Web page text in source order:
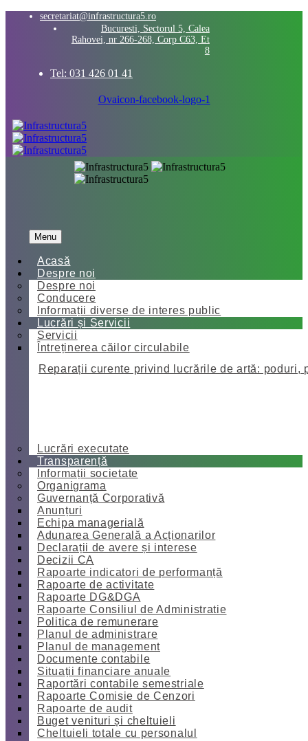
secretariat@infrastructura5.ro
Bucuresti, Sectorul 5, Calea
Rahovei, nr 266-268, Corp C63, Et
8
Tel: 031 426 01 41
Ovaicon-facebook-logo-1
Menu
Acasă
Despre noi
Despre noi
Conducere
Informații diverse de interes public
Lucrări și Servicii
Servicii
Întreținerea căilor circulabile
Reparații curente privind lucrările de artă: poduri,
Lucrări executate
Transparență
Informații societate
Organigrama
Guvernanță Corporativă
Anunțuri
Echipa managerială
Adunarea Generală a Acționarilor
Declarații de avere și interese
Decizii CA
Rapoarte indicatori de performanță
Rapoarte de activitate
Rapoarte DG&DGA
Rapoarte Consiliul de Administratie
Politica de remunerare
Planul de administrare
Planul de management
Documente contabile
Situații financiare anuale
Raportări contabile semestriale
Rapoarte Comisie de Cenzori
Rapoarte de audit
Buget venituri și cheltuieli
Cheltuieli totale cu personalul